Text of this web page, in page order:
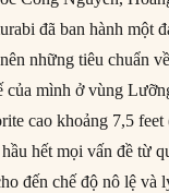
đã ban hành một
những tiêu chuẩn
của mình ở vùng
cao khoảng 7,5
hết mọi vấn đề từ
đến chế độ nô lệ và